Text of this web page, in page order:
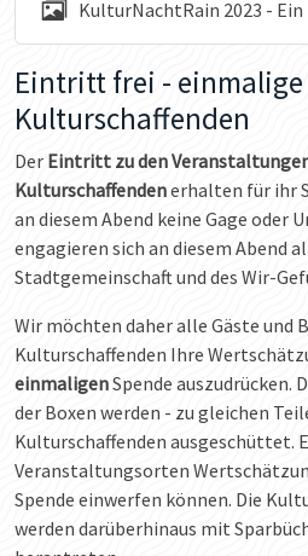
KulturNachtRain 2023 -
Eintritt frei -
Kulturschaffenden
Der Eintritt zu den
Kulturschaffendenerhalten für ihr
an diesem Abend keine Gage oder
engagieren sich an diesem Abend
Stadtgemeinschaft und des Wir-
Wir möchten daher alle Gäste und
Kulturschaffenden Ihre
einmaligenSpende auszudrücken.
der Boxen werden - zu gleichen
Kulturschaffenden ausgeschüttet.
Veranstaltungsorten
Spende einwerfen können. Die
werden darüberhinaus mit